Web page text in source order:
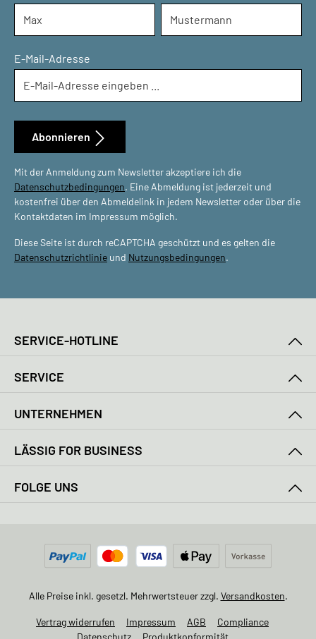
E-Mail-Adresse
Mit der Anmeldung zum Newsletter akzeptiere ich die
Datenschutzbedingungen. Eine Abmeldung ist jederzeit und
kostenfrei über den Abmeldelink in jedem Newsletter oder über die
Kontaktdaten im Impressum möglich.
Diese Seite ist durch reCAPTCHA geschützt und es gelten die
Datenschutzrichtlinie und Nutzungsbedingungen.
Abonnieren
SERVICE-HOTLINE
SERVICE
UNTERNEHMEN
LÄSSIG FOR BUSINESS
FOLGE UNS
Alle Preise inkl. gesetzl. Mehrwertsteuer zzgl. Versandkosten.
Vertrag widerrufen Impressum AGB
Compliance
Datenschutz
Produktkonformität